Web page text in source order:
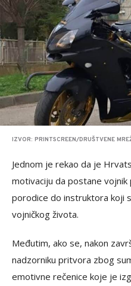
IZVOR: PRINTSCREEN/DRUŠTVENE
Jednom je rekao da je
motivaciju da postane vojnik
porodice do instruktora koji
vojničkog života.
Međutim, ako se, nakon
nadzorniku pritvora zbog
emotivne rečenice koje je